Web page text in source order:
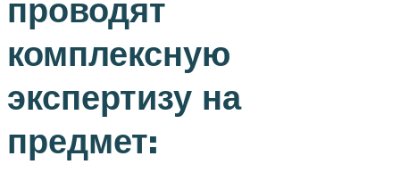
проводят
комплексную
экспертизу на
предмет: